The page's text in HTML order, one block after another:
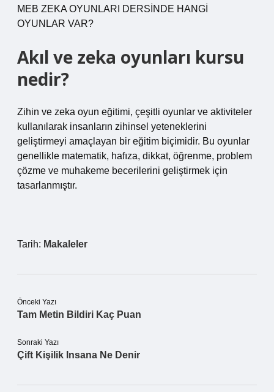
MEB ZEKA OYUNLARI DERSİNDE HANGİ
OYUNLAR VAR?
Akıl ve zeka oyunları kursu
nedir?
Zihin ve zeka oyun eğitimi, çeşitli oyunlar ve aktiviteler
kullanılarak insanların zihinsel yeteneklerini
geliştirmeyi amaçlayan bir eğitim biçimidir. Bu oyunlar
genellikle matematik, hafıza, dikkat, öğrenme, problem
çözme ve muhakeme becerilerini geliştirmek için
tasarlanmıştır.
Tarih: Makaleler
Önceki Yazı
Tam Metin Bildiri Kaç Puan
Sonraki Yazı
Çift Kişilik Insana Ne Denir